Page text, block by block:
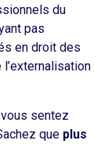
du
pas
en droit des
sentez
que plus